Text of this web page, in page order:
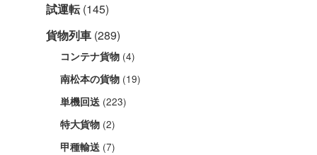
試運転(145)
貨物列車 (289)
コンテナ貨物 (4)
南松本の貨物 (19)
単機回送 (223)
特大貨物 (2)
甲種輸送 (7)